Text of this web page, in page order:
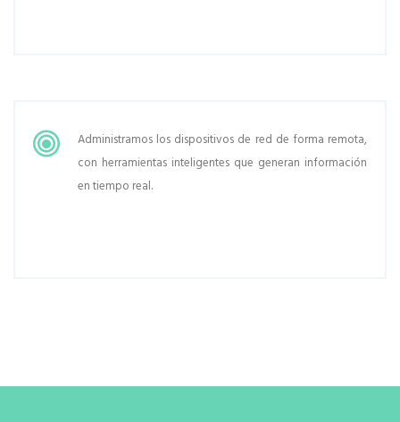
Administramos los dispositivos de red de forma remota,
con herramientas inteligentes que generan información
en tiempo real.